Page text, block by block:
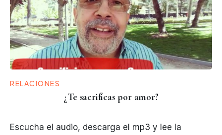
RELACIONES
¿Te sacrificas por amor?
Escucha el audio, descarga el mp3 y lee la